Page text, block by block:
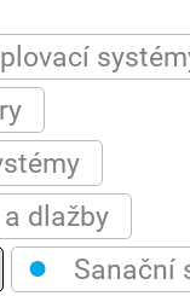
dlažby
● Sanační